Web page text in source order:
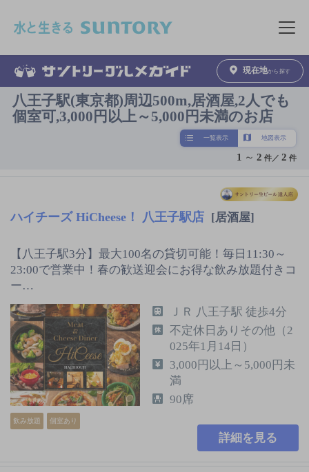
メニュ
現在地から探す
八王子駅(東京都)周辺500m,居酒屋,2人でも
個室可,3,000円以上～5,000円未満のお店
一覧表示 地図表示
1 ～ 2 件／2 件
ハイチーズ HiCheese！ 八王子駅店 [居酒屋]
【八王子駅3分】最大100名の貸切可能！毎日11:30～
23:00で営業中！春の歓送迎会にお得な飲み放題付きコ
ー…
飲み放題 個室あり
ＪＲ 八王子駅 徒歩4分
不定休日ありその他（2
025年1月14日）
3,000円以上～5,000円未
満
90席
詳細を見る